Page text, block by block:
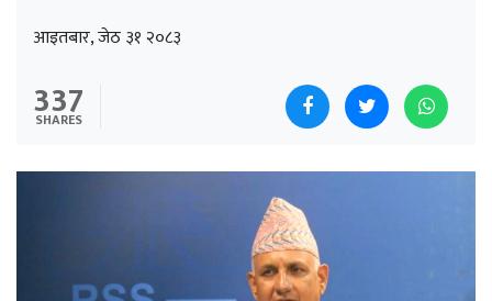
आइतबार, जेठ ३१ २०८३
337
SHARES